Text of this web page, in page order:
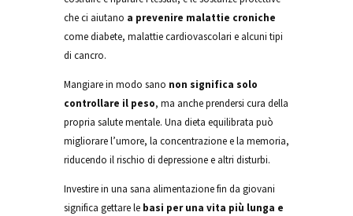
che ci aiutano a prevenire malattie croniche
come diabete, malattie cardiovascolari e alcuni tipi
di cancro.
Mangiare in modo sano non significa solo
controllare il peso, ma anche prendersi cura della
propria salute mentale. Una dieta equilibrata può
migliorare l’umore, la concentrazione e la memoria,
riducendo il rischio di depressione e altri disturbi.
Investire in una sana alimentazione fin da giovani
significa gettare le basi per una vita più lunga e